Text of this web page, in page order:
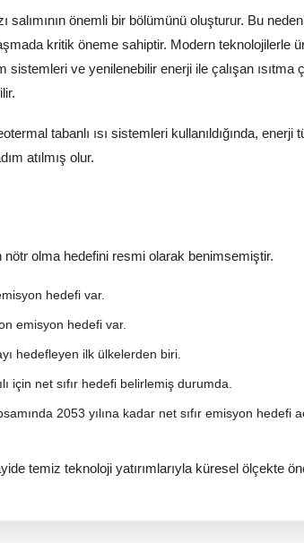
salımının önemli bir bölümünü oluşturur. Bu
kritik öneme sahiptir. Modern teknolojilerle
sistemleri ve yenilenebilir enerji ile çalışan ısıtma
tabanlı ısı sistemleri kullanıldığında, enerji
atılmış olur.
olma hedefini resmi olarak benimsemiştir.
hedefi var.
emisyon hedefi var.
hedefleyen ilk ülkelerden biri.
için net sıfır hedefi belirlemiş durumda.
2053 yılına kadar net sıfır emisyon hedefi
temiz teknoloji yatırımlarıyla küresel ölçekte